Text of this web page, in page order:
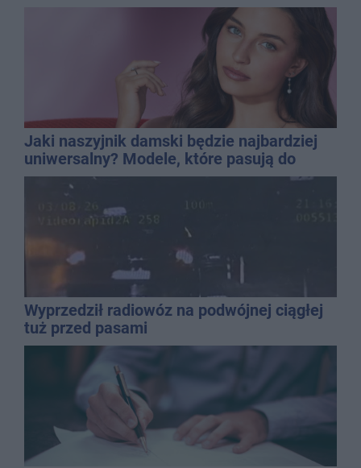
Jaki naszyjnik damski będzie najbardziej
uniwersalny? Modele, które pasują do
wielu stylizacji
Wyprzedził radiowóz na podwójnej ciągłej
tuż przed pasami